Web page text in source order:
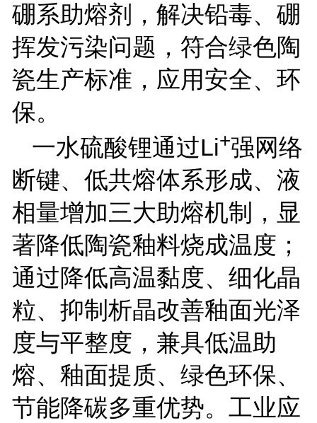
硼系助熔剂，解决铅毒、硼
挥发污染问题，符合绿色陶
瓷生产标准，应用安全、环
保。
一水硫酸锂通过Li+强网络
断键、低共熔体系形成、液
相量增加三大助熔机制，显
著降低陶瓷釉料烧成温度；
通过降低高温黏度、细化晶
粒、抑制析晶改善釉面光泽
度与平整度，兼具低温助
熔、釉面提质、绿色环保、
节能降碳多重优势。工业应